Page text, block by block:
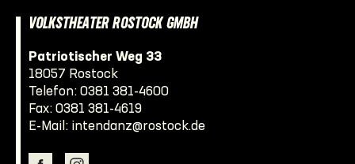
VOLKSTHEATER ROSTOCK GMBH
Patriotischer Weg 33
18057 Rostock
Telefon: 0381 381-4600
Fax: 0381 381-4619
E-Mail: intendanz@rostock.de